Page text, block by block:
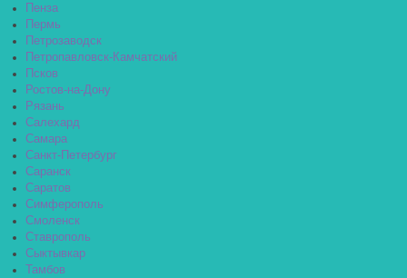
Пенза
Пермь
Петрозаводск
Петропавловск-Камчатский
Псков
Ростов-на-Дону
Рязань
Салехард
Самара
Санкт-Петербург
Саранск
Саратов
Симферополь
Смоленск
Ставрополь
Сыктывкар
Тамбов